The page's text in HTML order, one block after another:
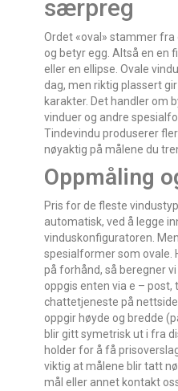
særpreg
Ordet «oval» stammer
og betyr egg. Altså en en
eller en ellipse. Ovale
dag, men riktig plassert
karakter. Det handler om
vinduer og andre
Tindevindu produserer
nøyaktig på målene du
Oppmåling
Pris for de fleste
automatisk, ved å legge
vinduskonfiguratoren.
spesialformer som ovale.
på forhånd, så beregner
oppgis enten via e – post,
chattetjeneste på
oppgir høyde og bredde
blir gitt symetrisk ut i fra
holder for å få
viktig at målene blir tatt
mål eller annet kontakt